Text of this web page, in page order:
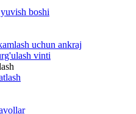
boshi
uchun ankraj
vinti